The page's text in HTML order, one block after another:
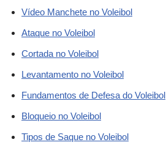
Vídeo Manchete no Voleibol
Ataque no Voleibol
Cortada no Voleibol
Levantamento no Voleibol
Fundamentos de Defesa do Voleibol
Bloqueio no Voleibol
Tipos de Saque no Voleibol